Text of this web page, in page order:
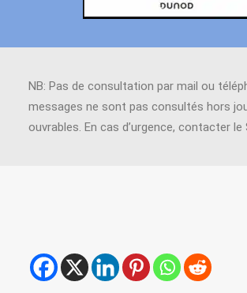
NB: Pas de consultation par mail ou
messages ne sont pas consultés hors
ouvrables. En cas d’urgence, contacter le